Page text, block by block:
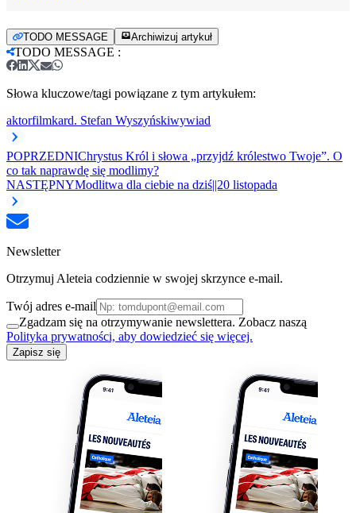
TODO MESSAGE Archiwizuj artykuł
TODO MESSAGE :
Słowa kluczowe/tagi powiązane z tym artykułem:
aktorfilmkard. Stefan Wyszyńskiwywiad
POPRZEDNIChrystus Król i słowa „przyjdź królestwo Twoje”. O
co tak naprawdę się modlimy?
NASTĘPNYModlitwa dla ciebie na dziś||20 listopada
Newsletter
Otrzymuj Aleteia codziennie w swojej skrzynce e-mail.
Twój adres e-mail
Zgadzam się na otrzymywanie newslettera. Zobacz naszą
Polityka prywatności, aby dowiedzieć się więcej.
Zapisz się